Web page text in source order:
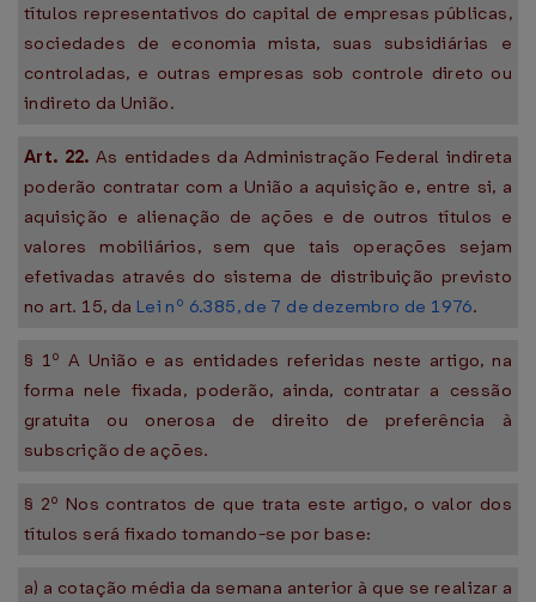
títulos representativos do capital de empresas públicas,
sociedades de economia mista, suas subsidiárias e
controladas, e outras empresas sob controle direto ou
indireto da União.
Art. 22. As entidades da Administração Federal indireta
poderão contratar com a União a aquisição e, entre si, a
aquisição e alienação de ações e de outros títulos e
valores mobiliários, sem que tais operações sejam
efetivadas através do sistema de distribuição previsto
no art. 15, da Lei nº 6.385, de 7 de dezembro de 1976.
§ 1º A União e as entidades referidas neste artigo, na
forma nele fixada, poderão, ainda, contratar a cessão
gratuita ou onerosa de direito de preferência à
subscrição de ações.
§ 2º Nos contratos de que trata este artigo, o valor dos
títulos será fixado tomando-se por base:
a) a cotação média da semana anterior à que se realizar a